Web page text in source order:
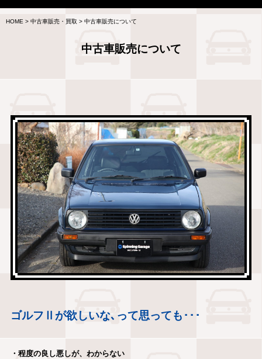
HOME > 中古車販売・買取 > 中古車販売について
中古車販売について
ゴルフⅡが欲しいな､って思っても･･･
・程度の良し悪しが、わからない